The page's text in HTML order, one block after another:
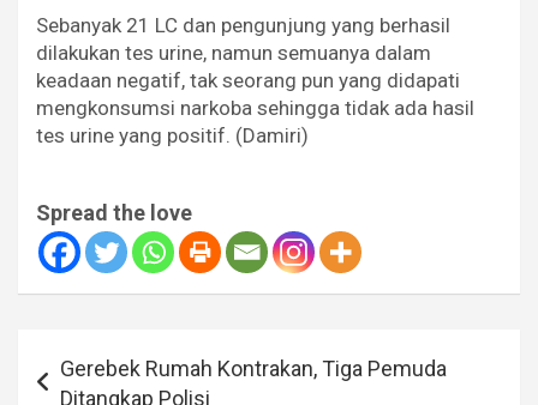
Sebanyak 21 LC dan pengunjung yang berhasil
dilakukan tes urine, namun semuanya dalam
keadaan negatif, tak seorang pun yang didapati
mengkonsumsi narkoba sehingga tidak ada hasil
tes urine yang positif. (Damiri)
Spread the love
posGerebek Rumah Kontrakan, Tiga Pemuda
Ditangkap Polisi